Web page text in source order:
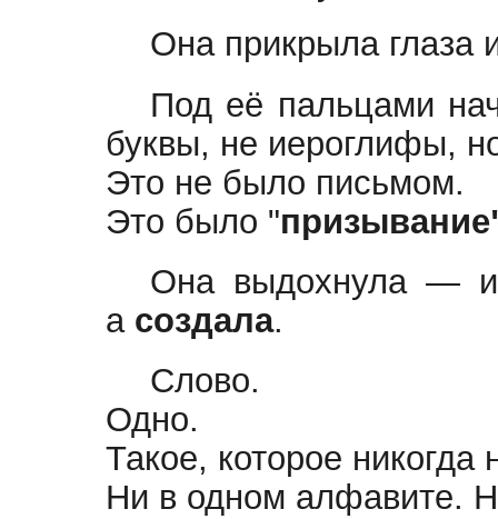
Она прикрыла глаза
Под её пальцами
буквы, не иероглифы,
Это не было письмом.
Это было "
Она выдохнула — и
а создала.
Слово.
Одно.
Такое, которое
Ни в одном алфавите.